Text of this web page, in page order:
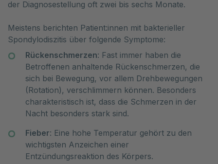
der Diagnosestellung oft zwei bis sechs Monate.
Meistens berichten Patient:innen mit bakterieller
Spondylodiszitis über folgende Symptome:
Rückenschmerzen: Fast immer haben die
Betroffenen anhaltende Rückenschmerzen, die
sich bei Bewegung, vor allem Drehbewegungen
(Rotation), verschlimmern können. Besonders
charakteristisch ist, dass die Schmerzen in der
Nacht besonders stark sind.
Fieber: Eine hohe Temperatur gehört zu den
wichtigsten Anzeichen einer
Entzündungsreaktion des Körpers.